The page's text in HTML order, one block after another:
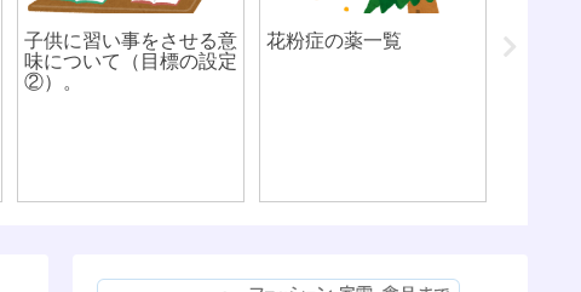
子供に習い事をさせる意
味について（目標の設定
②）。
花粉症の薬一覧